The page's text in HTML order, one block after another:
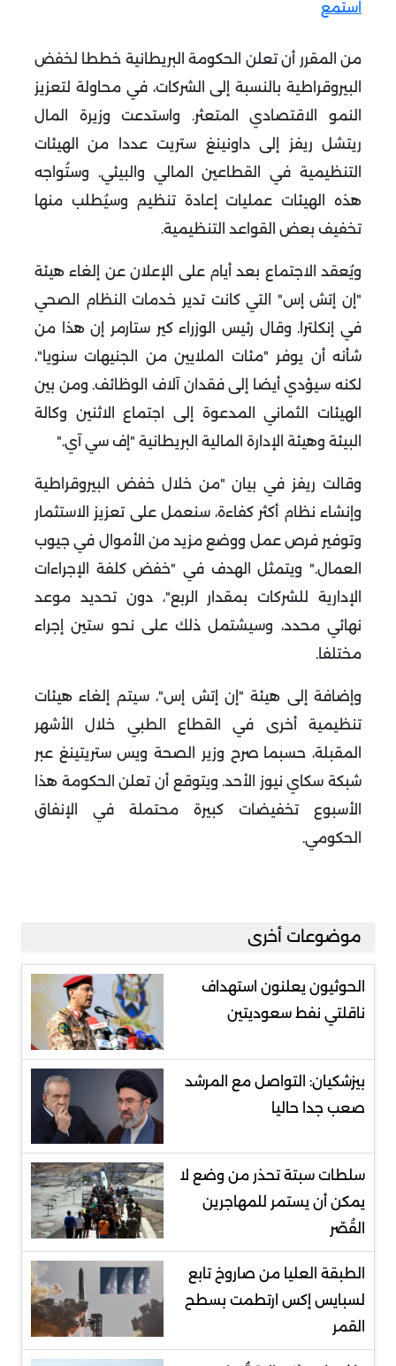
استمع
من المقرر أن تعلن الحكومة البريطانية خططا لخفض
البيروقراطية بالنسبة إلى الشركات، في محاولة لتعزيز
النمو الاقتصادي المتعثر.
واستدعت وزيرة المال
ريتشل ريفز إلى داونينغ ستريت عددا من الهيئات
التنظيمية في القطاعين المالي والبيئي. وستُواجه
هذه الهيئات عمليات إعادة تنظيم وسيُطلب منها
تخفيف بعض القواعد التنظيمية.
ويُعقد الاجتماع بعد أيام على الإعلان عن إلغاء هيئة
"إن إتش إس" التي كانت تدير خدمات النظام الصحي
في إنكلترا. وقال رئيس الوزراء كير ستارمر إن هذا من
شأنه أن يوفر "مئات الملايين من الجنيهات سنويا"،
لكنه سيؤدي أيضا إلى فقدان آلاف الوظائف. ومن بين
الهيئات الثماني المدعوة إلى اجتماع الاثنين وكالة
البيئة وهيئة الإدارة المالية البريطانية "إف سي آي".
وقالت ريفز في بيان "من خلال خفض البيروقراطية
وإنشاء نظام أكثر كفاءة، سنعمل على تعزيز الاستثمار
وتوفير فرص عمل ووضع مزيد من الأموال في جيوب
العمال". ويتمثل الهدف في "خفض كلفة الإجراءات
الإدارية للشركات بمقدار الربع"، دون تحديد موعد
نهائي محدد، وسيشتمل ذلك على نحو ستين إجراء
مختلفا.
وإضافة إلى هيئة "إن إتش إس"، سيتم إلغاء هيئات
تنظيمية أخرى في القطاع الطبي خلال الأشهر
المقبلة، حسبما صرح وزير الصحة ويس ستريتينغ عبر
شبكة سكاي نيوز الأحد. ويتوقع أن تعلن الحكومة هذا
الأسبوع تخفيضات كبيرة محتملة في الإنفاق
الحكومي.
موضوعات أخرى
الحوثيون يعلنون استهداف
ناقلتي نفط سعوديتين
بيزشكيان: التواصل مع المرشد
صعب جدا حاليا
سلطات سبتة تحذر من وضع لا
يمكن أن يستمر للمهاجرين
القُصّر
الطبقة العليا من صاروخ تابع
لسبايس إكس ارتطمت بسطح
القمر